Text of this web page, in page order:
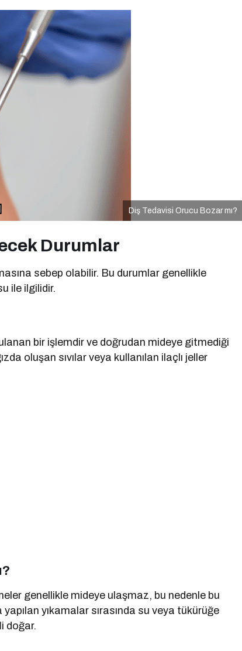
Diş Tedavisi Orucu Bozar mı?
Durumlar
sebep olabilir. Bu durumlar genellikle
ile ilgilidir.
bir işlemdir ve doğrudan mideye gitmediği
oluşan sıvılar veya kullanılan ilaçlı jeller
genellikle mideye ulaşmaz, bu nedenle bu
yıkamalar sırasında su veya tükürüğe
doğar.